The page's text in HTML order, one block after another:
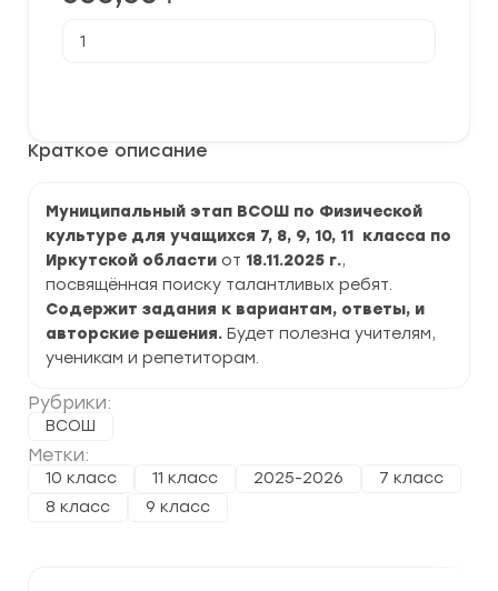
Краткое описание
Муниципальный этап ВСОШ по Физической
культуре для учащихся 7, 8, 9, 10, 11 класса по
Иркутской области от 18.11.2025 г.,
посвящённая поиску талантливых ребят.
Содержит задания к вариантам, ответы, и
авторские решения. Будет полезна учителям,
ученикам и репетиторам.
Рубрики:
ВСОШ
Метки:
10 класс 11 класс 2025-2026
7 класс
8 класс
9 класс
товара
Физической
2026
г.
по
Иркутской
области